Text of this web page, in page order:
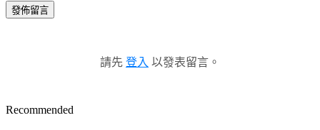
發佈留言
請先 登入 以發表留言。
Recommended